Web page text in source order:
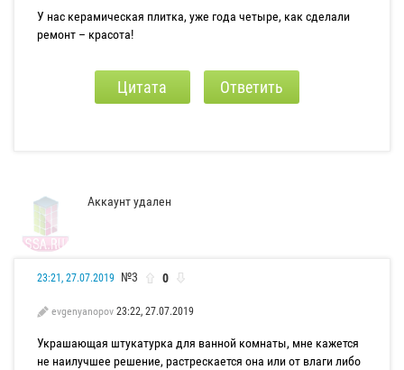
У нас керамическая плитка, уже года четыре, как сделали
ремонт – красота!
Цитата Ответить
Аккаунт удален
23:21, 27.07.2019 №3 0
evgenyanopov 23:22, 27.07.2019
Украшающая штукатурка для ванной комнаты, мне кажется
не наилучшее решение, растрескается она или от влаги либо